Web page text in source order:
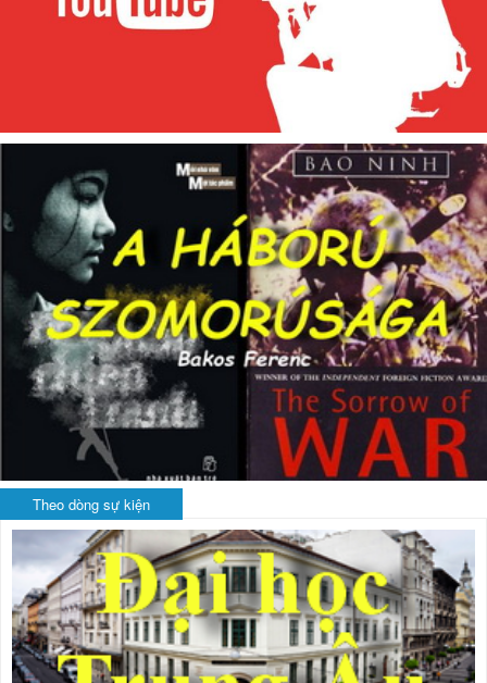
Theo dòng sự kiện